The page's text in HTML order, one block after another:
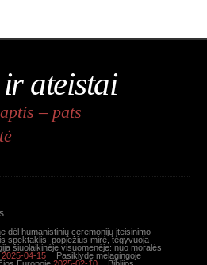
ateistai
– pats
dėl humanistinių ceremonijų įteisinimo
spektaklis: popiežius mirė, tegyvuoja
šiuolaikinėje visuomenėje: nuo moralės
2025-04-15
Pasiklydę melagingoje